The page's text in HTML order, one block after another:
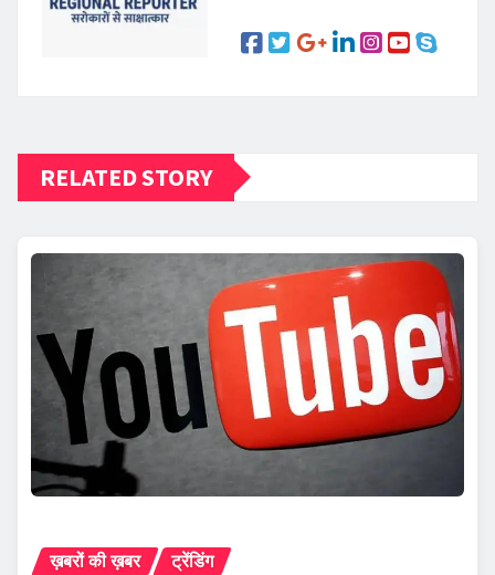
RELATED STORY
ख़बरों की ख़बर ट्रेंडिंग